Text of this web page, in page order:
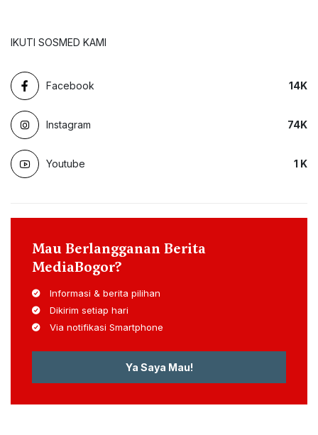
IKUTI SOSMED KAMI
Facebook 14K
Instagram 74K
Youtube 1 K
Mau Berlangganan Berita
MediaBogor?
Informasi & berita pilihan
Dikirim setiap hari
Via notifikasi Smartphone
Ya Saya Mau!